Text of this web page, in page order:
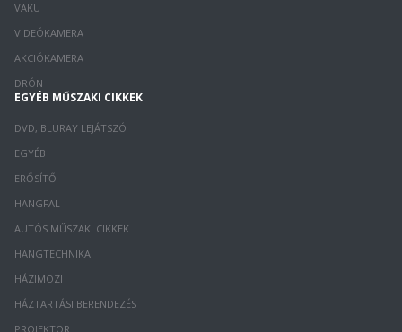
VAKU
VIDEÓKAMERA
AKCIÓKAMERA
DRÓN
EGYÉB MŰSZAKI CIKKEK
DVD, BLURAY LEJÁTSZÓ
EGYÉB
ERŐSÍTŐ
HANGFAL
AUTÓS MŰSZAKI CIKKEK
HANGTECHNIKA
HÁZIMOZI
HÁZTARTÁSI BERENDEZÉS
PROJEKTOR